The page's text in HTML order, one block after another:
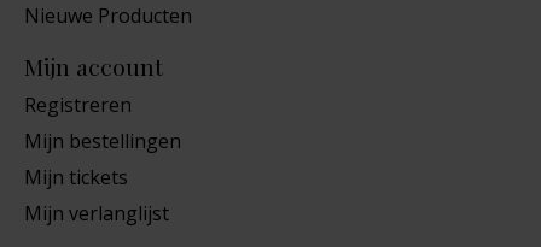
Nieuwe Producten
Mijn account
Registreren
Mijn bestellingen
Mijn tickets
Mijn verlanglijst